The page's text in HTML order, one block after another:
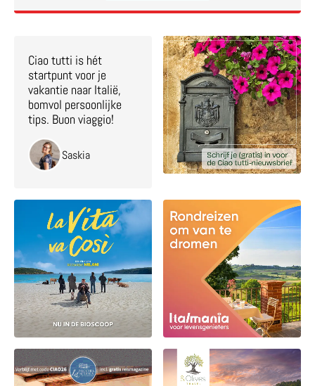
Ciao tutti is hét
startpunt voor je
vakantie naar Italië,
bomvol persoonlijke
tips. Buon viaggio!
Saskia